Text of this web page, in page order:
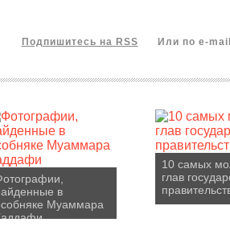
Подпишитесь на RSS Или по e-
в
Муаммара
10 самых
глав